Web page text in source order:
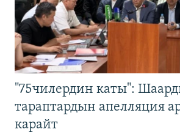
"75чилердин каты":
тараптардын апелляция
карайт